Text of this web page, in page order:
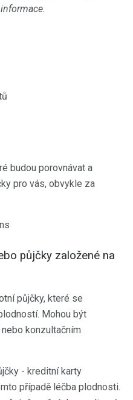
budou porovnávat a
pro vás, obvykle za
půjčky založené na
půjčky, které se
Mohou být
konzultačním
- kreditní karty
případě léčba plodnosti.